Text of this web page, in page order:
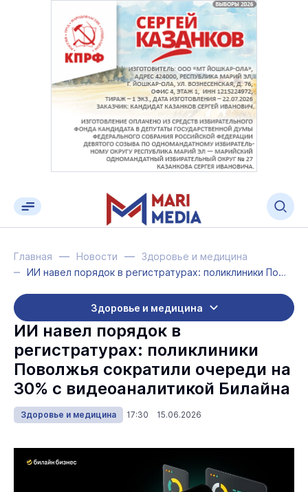
Главная Новости
Здоровье и медицина
ИИ навел порядок в регистратурах: поликлиники Поволжья сократили очереди на 30% ...
Здоровье и медицина
ИИ навел порядок в
регистратурах: поликлиники
Поволжья сократили очереди на
30% с видеоаналитикой Билайна
Здоровье и медицина 17:30 15.06.2026